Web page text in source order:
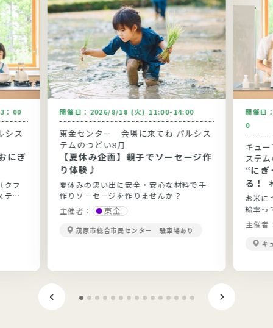
：00
シス
にぎ
クフ
テム
開催日： 2026/8/18 (火) 11:00-14:00
東金センター 会場に来てね パルシス
テムのつどい8月
【夏休み企画】親子でソーセージ作
り体験♪
夏休みの思い出に安全・安心な材料で手
作りソーセージを作りませんか？
主催者：
東金
茂原市総合市民センター 駐車場あり
開催日
0
キュ
ステ
“にぎ
る！
お米に
給率っ
当？
きます
主催者
キ